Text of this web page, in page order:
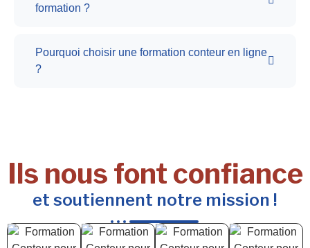
formation ?
Pourquoi choisir une formation conteur en ligne
?
Ils nous font confiance
et soutiennent notre mission !